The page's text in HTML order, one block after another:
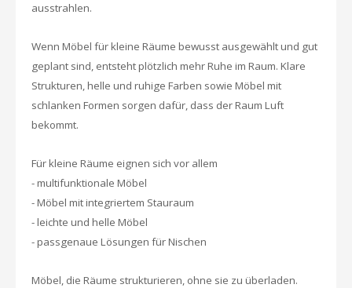
ausstrahlen.
Wenn Möbel für kleine Räume bewusst ausgewählt und gut
geplant sind, entsteht plötzlich mehr Ruhe im Raum. Klare
Strukturen, helle und ruhige Farben sowie Möbel mit
schlanken Formen sorgen dafür, dass der Raum Luft
bekommt.
Für kleine Räume eignen sich vor allem
- multifunktionale Möbel
- Möbel mit integriertem Stauraum
- leichte und helle Möbel
- passgenaue Lösungen für Nischen
Möbel, die Räume strukturieren, ohne sie zu überladen.